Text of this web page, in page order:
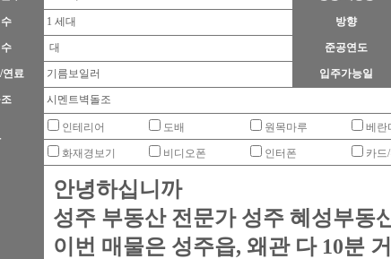
1 세대 방향
대 준공연도
연료 기름보일러 입주가능일
시멘트벽돌조
인테리어 도배 원목마루 베란
화재경보기 비디오폰 인터폰 카드
안녕하십니까
성주 부동산 전문가 성주 혜성부동
이번 매물은 성주읍, 왜관 다 10분